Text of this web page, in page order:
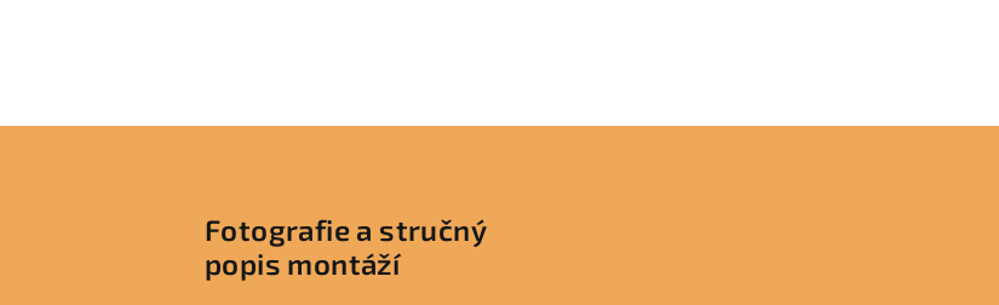
Fotografie a stručný
popis montáží